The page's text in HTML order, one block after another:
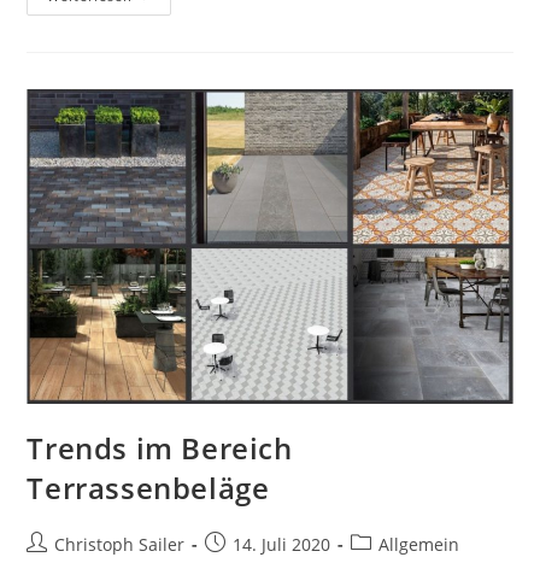
Gießen
Trends im Bereich
Terrassenbeläge
Beitrags-
Christoph Sailer
Beitrag14. Juli 2020
Beitrags-
Allgemein